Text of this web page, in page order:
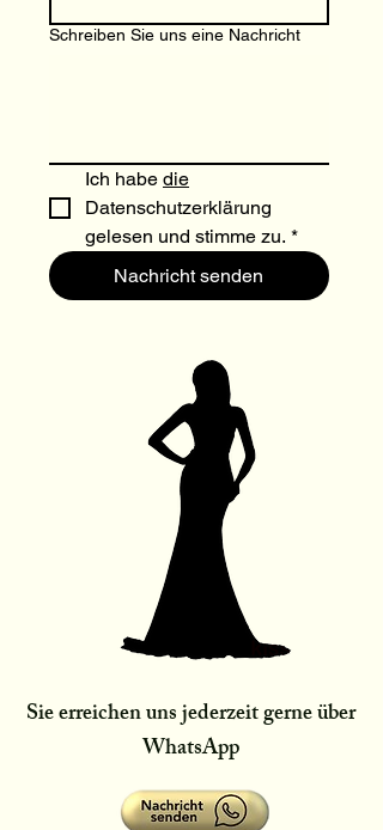
Schreiben Sie uns eine Nachricht
Ich habe die
Datenschutzerklärung
gelesen und stimme zu. *
Nachricht senden
Sie erreichen uns jederzeit gerne über
WhatsApp